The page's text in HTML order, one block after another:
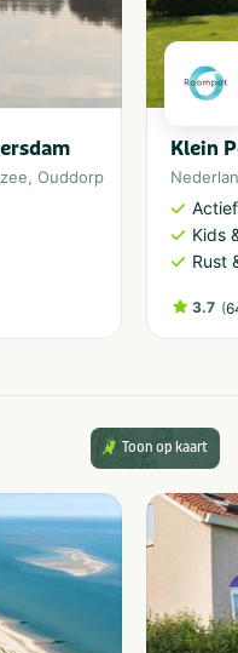
, Ouddorp
Klein
Kids
Rust
3.7 (
Toon op kaart